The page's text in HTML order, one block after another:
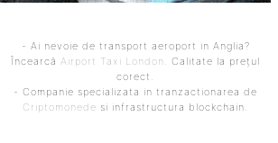
- Ai nevoie de transport aeroport in Anglia?
ÎncearcăAirport Taxi London . Calitate la prețul
corect.
- Companie specializata in tranzactionarea de
Criptomonede si infrastructura blockchain.